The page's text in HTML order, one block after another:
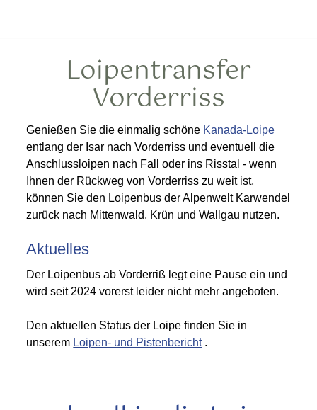
Loipentransfer
Vorderriss
Genießen Sie die einmalig schöne Kanada-Loipe
entlang der Isar nach Vorderriss und eventuell die
Anschlussloipen nach Fall oder ins Risstal - wenn
Ihnen der Rückweg von Vorderriss zu weit ist,
können Sie den Loipenbus der Alpenwelt Karwendel
zurück nach Mittenwald, Krün und Wallgau nutzen.
Aktuelles
Der Loipenbus ab Vorderriß legt eine Pause ein und
wird seit 2024 vorerst leider nicht mehr angeboten.
Den aktuellen Status der Loipe finden Sie in
unserem Loipen- und Pistenbericht.